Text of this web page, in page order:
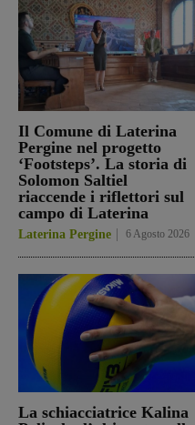
Il Comune di Laterina
Pergine nel progetto
‘Footsteps’. La storia di
Solomon Saltiel
riaccende i riflettori sul
campo di Laterina
Laterina Pergine 6 Agosto 2026
La schiacciatrice Kalina